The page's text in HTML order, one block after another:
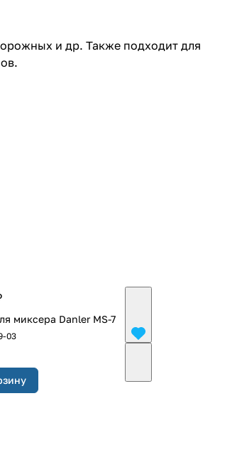
и др. Также подходит для
миксера Danler MS-7
03